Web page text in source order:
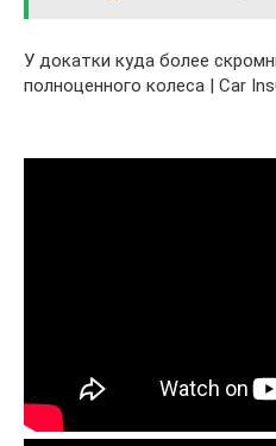
У докатки куда более
полноценного колеса | Car